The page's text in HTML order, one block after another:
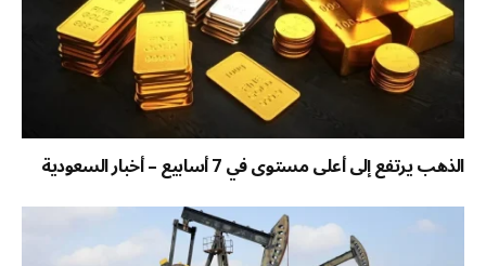
الذهب يرتفع إلى أعلى مستوى في 7 أسابيع – أخبار السعودية